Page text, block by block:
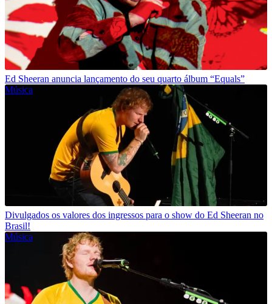
Ed Sheeran anuncia lançamento do seu quarto álbum “Equals”
Música
Divulgados os valores dos ingressos para o show do Ed Sheeran no
Brasil!
Música